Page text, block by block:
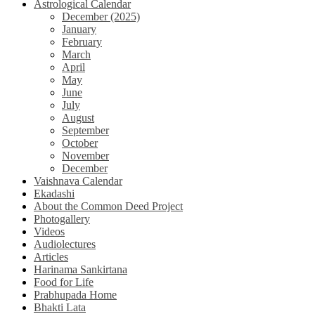
Astrological Calendar
December (2025)
January
February
March
April
May
June
July
August
September
October
November
December
Vaishnava Calendar
Ekadashi
About the Common Deed Project
Photogallery
Videos
Audiolectures
Articles
Harinama Sankirtana
Food for Life
Prabhupada Home
Bhakti Lata